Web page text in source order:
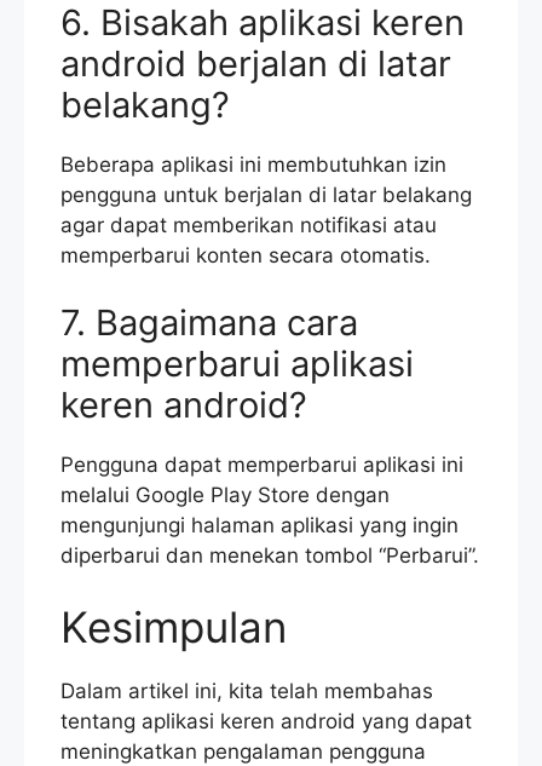
6. Bisakah aplikasi keren
android berjalan di latar
belakang?
Beberapa aplikasi ini membutuhkan izin
pengguna untuk berjalan di latar belakang
agar dapat memberikan notifikasi atau
memperbarui konten secara otomatis.
7. Bagaimana cara
memperbarui aplikasi
keren android?
Pengguna dapat memperbarui aplikasi ini
melalui Google Play Store dengan
mengunjungi halaman aplikasi yang ingin
diperbarui dan menekan tombol “Perbarui”.
Kesimpulan
Dalam artikel ini, kita telah membahas
tentang aplikasi keren android yang dapat
meningkatkan pengalaman pengguna